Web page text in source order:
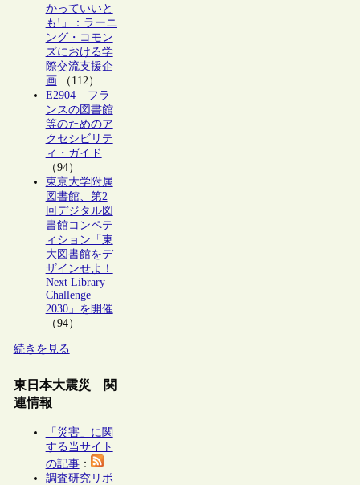
かっていいと
も!」：ラーニ
ング・コモン
ズにおける学
際交流支援企
画 （112）
E2904 – フラ
ンスの図書館
等のためのア
クセシビリテ
ィ・ガイド
（94）
東京大学附属
図書館、第2
回デジタル図
書館コンペテ
ィション「東
大図書館をデ
ザインせよ！
Next Library
Challenge
2030」を開催
（94）
続きを見る
東日本大震災 関
連情報
「災害」に関
する当サイト
の記事：
調査研究リポ